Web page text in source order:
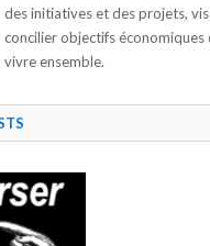
des initiatives et des projets,
concilier objectifs économiques
vivre ensemble.